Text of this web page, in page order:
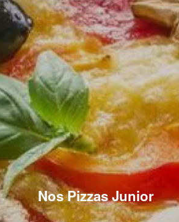
Nos Pizzas Junior